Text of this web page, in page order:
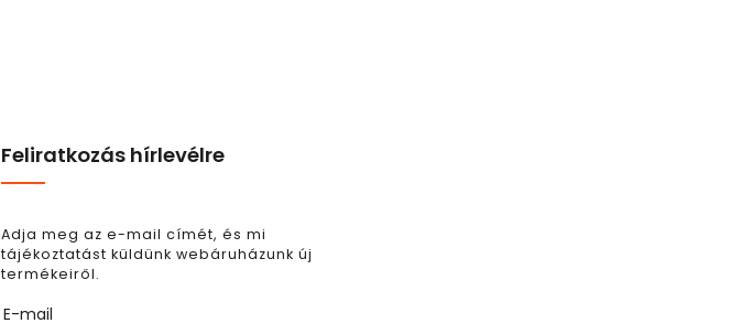
Feliratkozás hírlevélre
Adja meg az e-mail címét, és mi
tájékoztatást küldünk webáruházunk új
termékeiről.
E-mail